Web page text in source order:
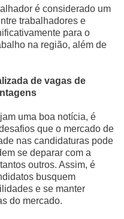
é considerado um
trabalhadores e
para o
na região, além de
de vagas de
uma boa notícia, é
que o mercado de
nas candidaturas pode
se deparar com a
outros. Assim, é
busquem
e se manter
do mercado.